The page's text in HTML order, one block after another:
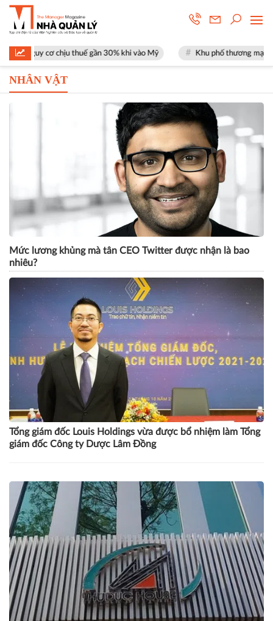
chịu thuế gần 30% khi vào Mỹ Khu phố thương mại SOHO tại The
NHÂN VẬT
Mức lương khủng mà tân CEO Twitter được nhận là bao
nhiêu?
Tổng giám đốc Louis Holdings vừa được bổ nhiệm làm Tổng
giám đốc Công ty Dược Lâm Đồng